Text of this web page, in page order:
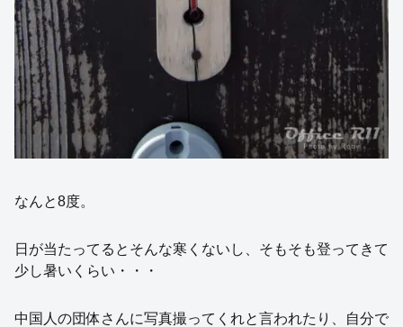
なんと8度。
日が当たってるとそんな寒くないし、そもそも登ってきて
少し暑いくらい・・・
中国人の団体さんに写真撮ってくれと言われたり、自分で